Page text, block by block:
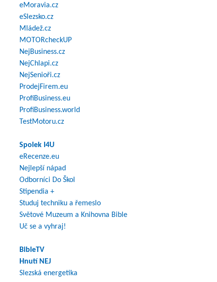
eMoravia.cz
eSlezsko.cz
Mládež.cz
MOTORcheckUP
NejBusiness.cz
NejChlapi.cz
NejSenioři.cz
ProdejFirem.eu
ProfiBusiness.eu
ProfiBusiness.world
TestMotoru.cz
Spolek I4U
eRecenze.eu
Nejlepší nápad
Odborníci Do Škol
Stipendia +
Studuj techniku a řemeslo
Světové Muzeum a Knihovna Bible
Uč se a vyhraj!
BibleTV
Hnutí NEJ
Slezská energetika